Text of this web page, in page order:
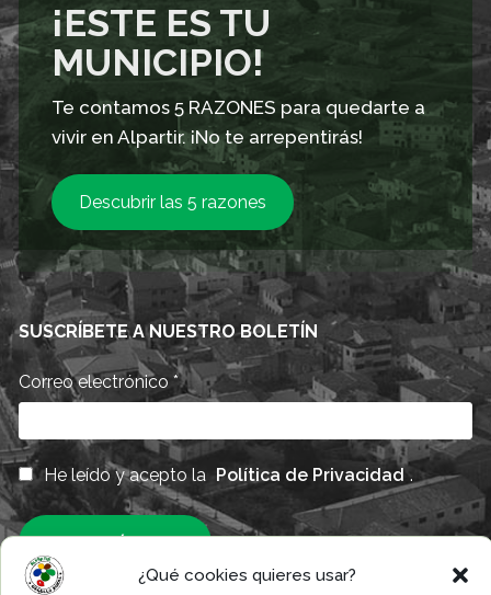
¿Qué cookies quieres usar?
¡ESTE ES TU
MUNICIPIO!
Te contamos 5 RAZONES para quedarte a
vivir en Alpartir. ¡No te arrepentirás!
Descubrir las 5 razones
SUSCRÍBETE A NUESTRO BOLETÍN
Correo electrónico*
He leído y acepto la Política de Privacidad .